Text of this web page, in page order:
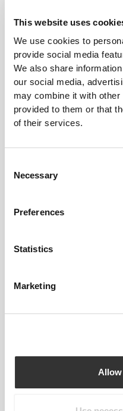
This website uses
We use cookies to
provide social media
We also share
our social media,
may combine it with other
provided to them or that
of their services.
Selection
Necessary
Preferences
Statistics
Marketing
Allow
chłodzenia oraz
zapewnić Ci uczucie
WIĘCEJ,
W naszych
tkaninę o
wyglądał, ale